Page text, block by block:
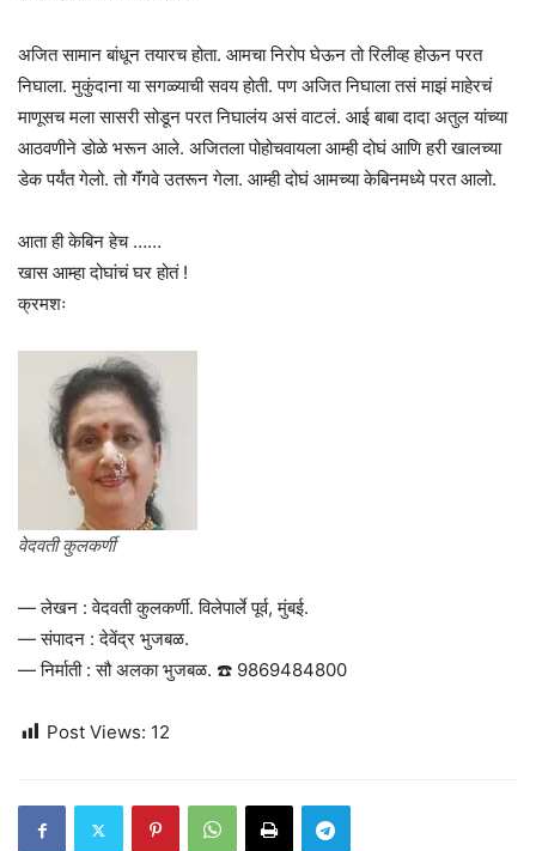
अजित सामान बांधून तयारच होता. आमचा निरोप घेऊन तो रिलीव्ह होऊन परत
निघाला. मुकुंदाना या सगळ्याची सवय होती. पण अजित निघाला तसं माझं माहेरचं
माणूसच मला सासरी सोडून परत निघालंय असं वाटलं. आई बाबा दादा अतुल यांच्या
आठवणीने डोळे भरून आले. अजितला पोहोचवायला आम्ही दोघं आणि हरी खालच्या
डेक पर्यंत गेलो. तो गॅंगवे उतरून गेला. आम्ही दोघं आमच्या केबिनमध्ये परत आलो.
आता ही केबिन हेच ……
खास आम्हा दोघांचं घर होतं !
क्रमशः
वेदवती कुलकर्णी
— लेखन : वेदवती कुलकर्णी. विलेपार्ले पूर्व, मुंबई.
— संपादन : देवेंद्र भुजबळ.
— निर्माती : सौ अलका भुजबळ. ☎️ 9869484800
Post Views: 12